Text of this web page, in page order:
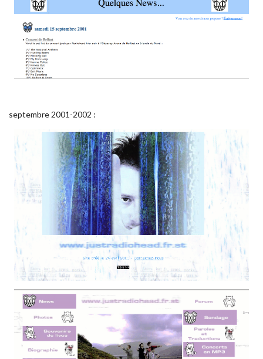
septembre 2001-2002 :